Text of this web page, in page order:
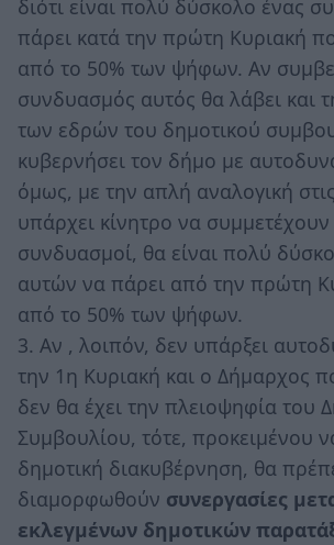
διότι είναι πολύ δύσκολο ένας
πάρει κατά την πρώτη Κυριακή
από το 50% των ψήφων. Αν
συνδυασμός αυτός θα λάβει και
των εδρών του δημοτικού
κυβερνήσει τον δήμο με
όμως, με την απλή αναλογική
υπάρχει κίνητρο να
συνδυασμοί, θα είναι πολύ
αυτών να πάρει από την πρώτη
από το 50% των ψήφων.
3. Αν , λοιπόν, δεν υπάρξει
την 1η Κυριακή και ο Δήμαρχος
δεν θα έχει την πλειοψηφία του
Συμβουλίου, τότε, προκειμένου
δημοτική διακυβέρνηση, θα
διαμορφωθούν συνεργασίες
εκλεγμένων δημοτικών